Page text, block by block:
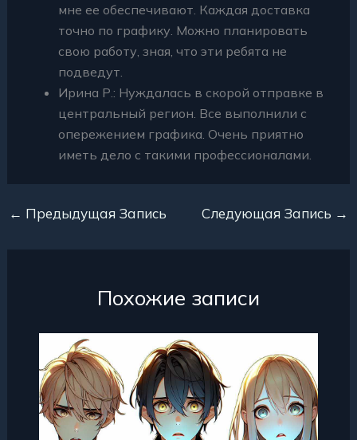
мне ее обеспечивают. Каждая доставка
точно по графику. Можно планировать
свою работу, зная, что эти ребята не
подведут.
Ирина Р.: Нуждалась в скорой отправке в
центральный регион. Все выполнили с
опережением графика. Очень приятно
иметь дело с такими профессионалами.
← Предыдущая Запись Следующая Запись →
Похожие записи